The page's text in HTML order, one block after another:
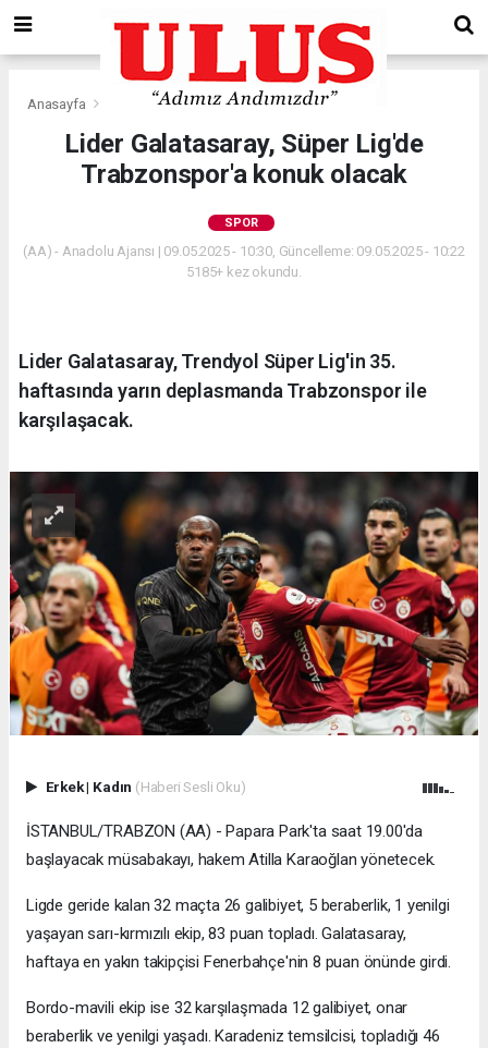
Anasayfa
Lider Galatasaray, Süper Lig'de
Trabzonspor'a konuk olacak
SPOR
(AA) - Anadolu Ajansı | 09.05.2025 - 10:30, Güncelleme: 09.05.2025 - 10:22
5185+ kez okundu.
Lider Galatasaray, Trendyol Süper Lig'in 35.
haftasında yarın deplasmanda Trabzonspor ile
karşılaşacak.
Erkek| Kadın (Haberi Sesli Oku)
İSTANBUL/TRABZON (AA) - Papara Park'ta saat 19.00'da
başlayacak müsabakayı, hakem Atilla Karaoğlan yönetecek.
Ligde geride kalan 32 maçta 26 galibiyet, 5 beraberlik, 1 yenilgi
yaşayan sarı-kırmızılı ekip, 83 puan topladı. Galatasaray,
haftaya en yakın takipçisi Fenerbahçe'nin 8 puan önünde girdi.
Bordo-mavili ekip ise 32 karşılaşmada 12 galibiyet, onar
beraberlik ve yenilgi yaşadı. Karadeniz temsilcisi, topladığı 46